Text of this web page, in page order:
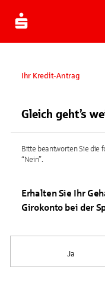
Ihr Kredit-Antrag
Gleich geht’s
Bitte beantworten Sie die
“Nein”.
Erhalten Sie Ihr
Girokonto bei der
Ja